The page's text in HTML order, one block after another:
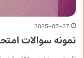
2025-07-27
نمونه سوالات